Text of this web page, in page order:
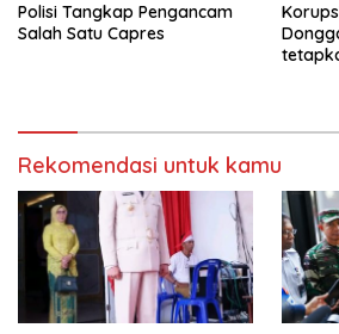
Buru (Namlea).
Polisi Tangkap Pengancam
Salah Satu Capres
Rekomendasi untuk kamu